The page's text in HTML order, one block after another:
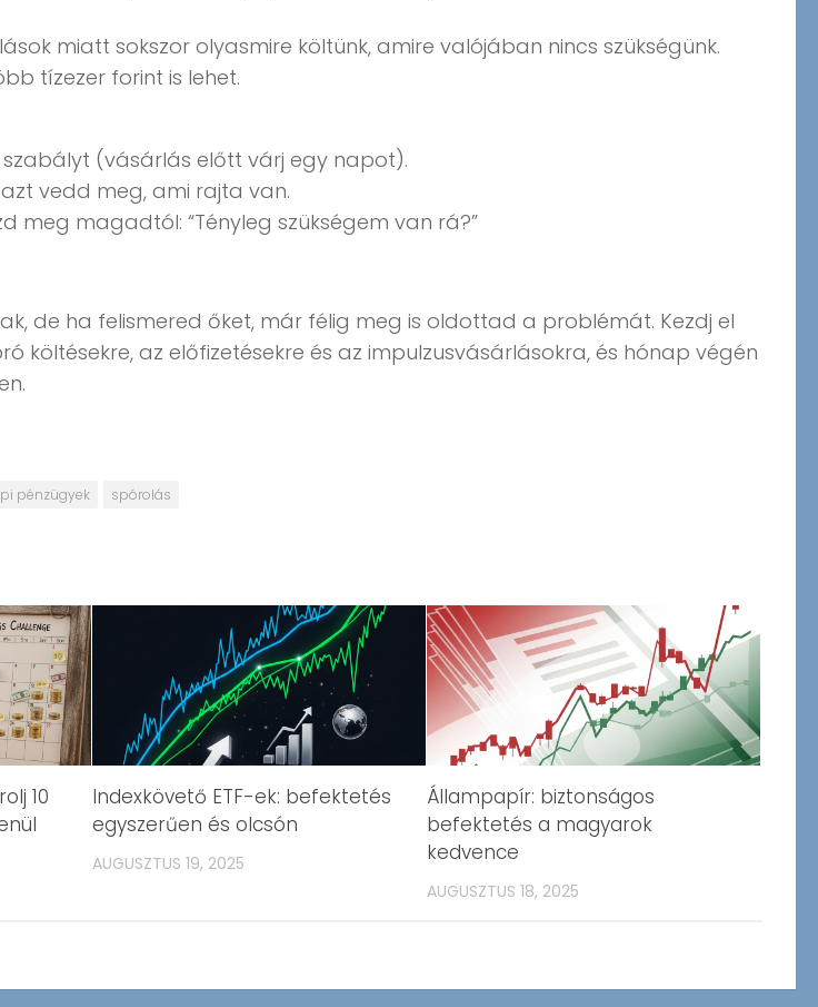
miatt sokszor olyasmire költünk, amire valójában nincs szükségünk.
tízezer forint is lehet.
(vásárlás előtt várj egy napot).
vedd meg, ami rajta van.
meg magadtól: “Tényleg szükségem van rá?”
de ha felismered őket, már félig meg is oldottad a problémát. Kezdj el
költésekre, az előfizetésekre és az impulzusvásárlásokra, és hónap végén
pénzügyek spórolás
10
Indexkövető ETF-ek: befektetés
egyszerűen és olcsón
AUGUSZTUS 19, 2025
Állampapír: biztonságos
befektetés a magyarok
kedvence
AUGUSZTUS 18, 2025